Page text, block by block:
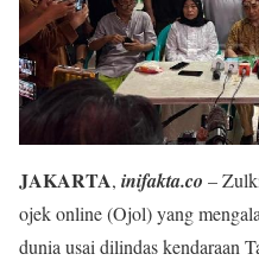
JAKARTA, inifakta.co –
ojek online (Ojol) yang
dunia usai dilindas kendaraan